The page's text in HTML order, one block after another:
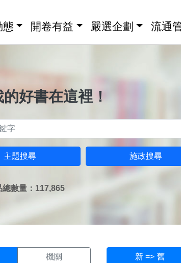
態 開卷有益 嚴選企劃 流通
好書在這裡！
主題搜尋 施政搜尋
總數量：117,865
機關 新 => 舊